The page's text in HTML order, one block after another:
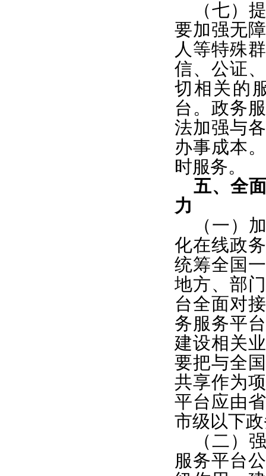
（七）
要加强无
人等特殊
信、公证
切相关的
台。政务
法加强与
办事成本
时服务。
五、全
力
（一）
化在线政
统筹全国
地方、部
台全面对
务服务平
建设相关
要把与全
共享作为
平台应由
市级以下
（二）
服务平台